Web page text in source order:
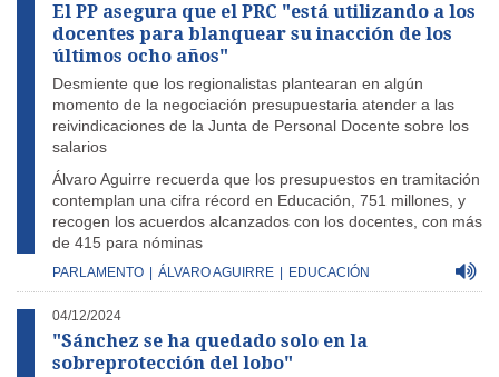
El PP asegura que el PRC "está utilizando a los
docentes para blanquear su inacción de los
últimos ocho años"
Desmiente que los regionalistas plantearan en algún
momento de la negociación presupuestaria atender a las
reivindicaciones de la Junta de Personal Docente sobre los
salarios
Álvaro Aguirre recuerda que los presupuestos en tramitación
contemplan una cifra récord en Educación, 751 millones, y
recogen los acuerdos alcanzados con los docentes, con más
de 415 para nóminas
PARLAMENTO ÁLVARO AGUIRRE EDUCACIÓN
04/12/2024
"Sánchez se ha quedado solo en la
sobreprotección del lobo"